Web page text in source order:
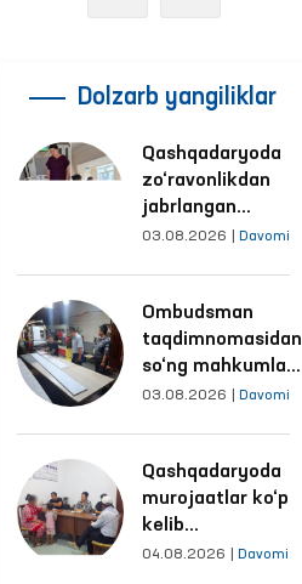
Dolzarb yangiliklar
Qashqadaryoda
zo‘ravonlikdan
jabrlangan
ayolning holati
o‘rganildi
03.08.2026 Davomi
Ombudsman
taqdimnomasidan
so‘ng mahkumlar
mehnat
sharoitlar
yaxshilandi
03.08.2026 Davomi
Qashqadaryoda
murojaatlar ko‘p
kelib
tushayotgan
04.08.2026 Davomi